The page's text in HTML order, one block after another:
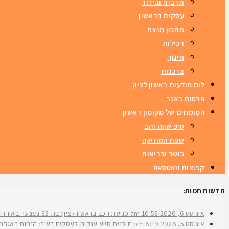
עסקים בראשון
מתכון מנצח
רכילות
חינוך
צרכנות
לוח מודעות ראשון לציון
פרסום באנר
המומחים של מקומון ראשון
טיפ שווה זהב
שפת המוזיקה
כושר ובריאות
קבוצות וואטסאפ
חדשות חמות:
אוגוסט 6, 2026 10:53 am
פגיעת רכב בראשון לציון: בת 33 נפצעה באורח בינוני ברחוב ירושלים
אוגוסט 5, 2026
6:19 pm
תוכנית סיוע ענקית לעסקים בעיר: הנחות